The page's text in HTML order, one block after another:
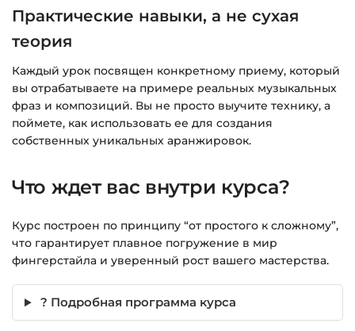
Практические навыки, а не сухая
теория
Каждый урок посвящен конкретному приему, который
вы отрабатываете на примере реальных музыкальных
фраз и композиций. Вы не просто выучите технику, а
поймете, как использовать ее для создания
собственных уникальных аранжировок.
Что ждет вас внутри курса?
Курс построен по принципу “от простого к сложному”,
что гарантирует плавное погружение в мир
фингерстайла и уверенный рост вашего мастерства.
? Подробная программа курса